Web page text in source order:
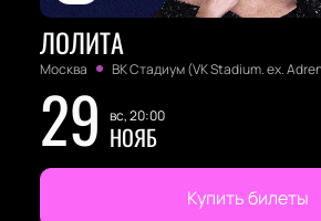
ЛОЛИТА
Москва ВК Стадиум (VK Stadium. ex.
29 вс, 20:00
НОЯБ
Купить билеты